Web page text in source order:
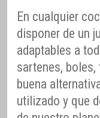
En cualquier
disponer de un
adaptables a
sartenes,
buena
utilizado y que